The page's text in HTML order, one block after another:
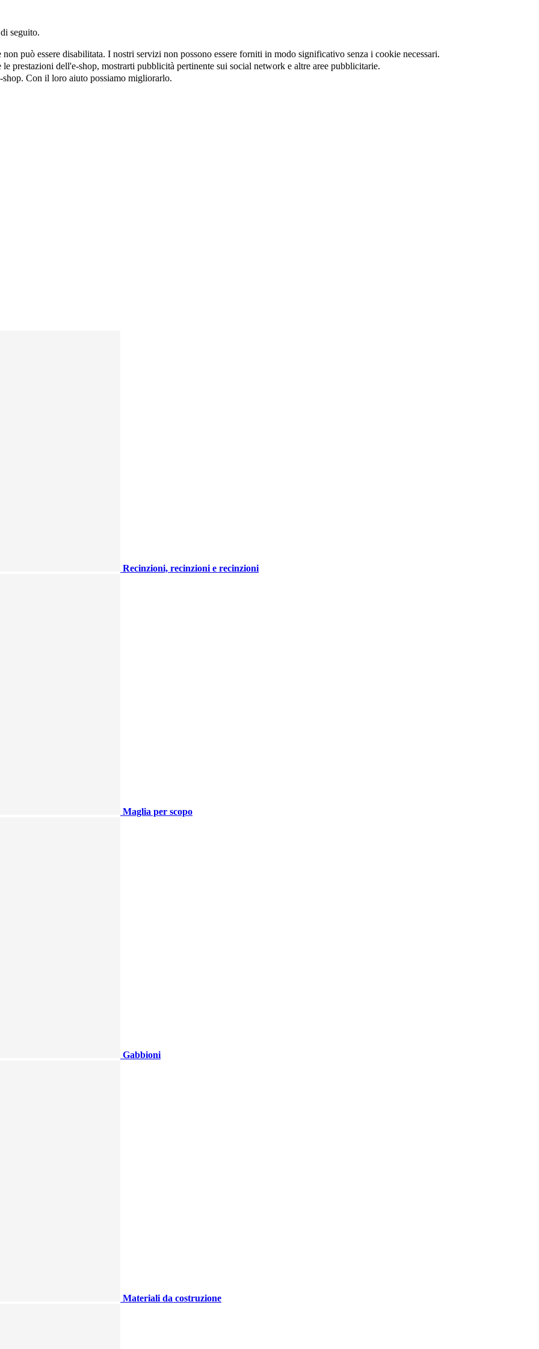
seguito.
non può essere disabilitata. I nostri servizi non possono essere forniti in modo significativo senza i cookie necessari.
prestazioni dell'e-shop, mostrarti pubblicità pertinente sui social network e altre aree pubblicitarie.
Con il loro aiuto possiamo migliorarlo.
Recinzioni, recinzioni e recinzioni
Maglia per scopo
Gabbioni
Materiali da costruzione